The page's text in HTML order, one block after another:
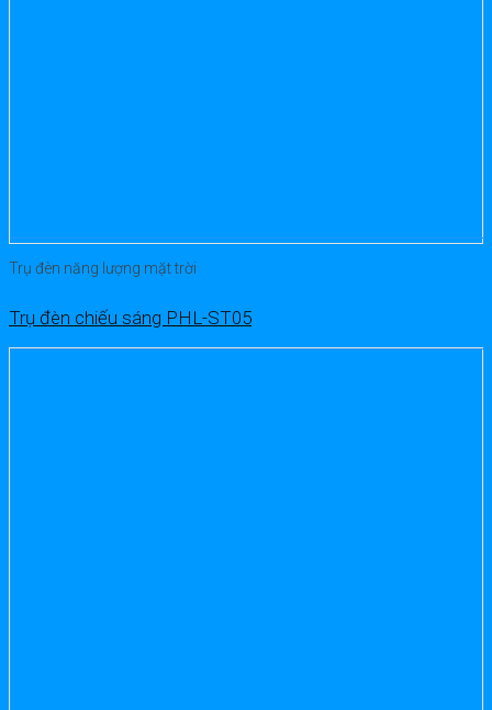
Trụ đèn năng lượng mặt trời
Trụ đèn chiếu sáng PHL-ST05